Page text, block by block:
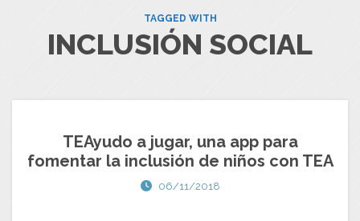
TAGGED WITH
INCLUSIÓN SOCIAL
TEAyudo a jugar, una app para
fomentar la inclusión de niños con TEA
06/11/2018